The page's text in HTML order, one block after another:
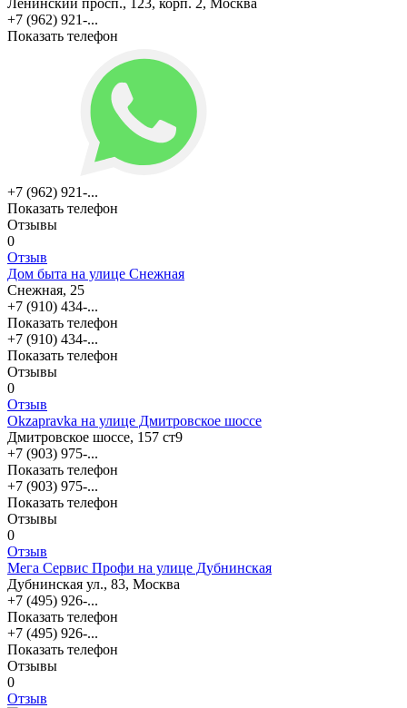
Ленинский просп., 123, корп. 2, Москва
+7 (962) 921-...
Показать телефон
+7 (962) 921-...
Показать телефон
Отзывы
0
Отзыв
Дом быта на улице Снежная
Снежная, 25
+7 (910) 434-...
Показать телефон
+7 (910) 434-...
Показать телефон
Отзывы
0
Отзыв
Okzapravka на улице Дмитровское шоссе
Дмитровское шоссе, 157 ст9
+7 (903) 975-...
Показать телефон
+7 (903) 975-...
Показать телефон
Отзывы
0
Отзыв
Мега Сервис Профи на улице Дубнинская
Дубнинская ул., 83, Москва
+7 (495) 926-...
Показать телефон
+7 (495) 926-...
Показать телефон
Отзывы
0
Отзыв